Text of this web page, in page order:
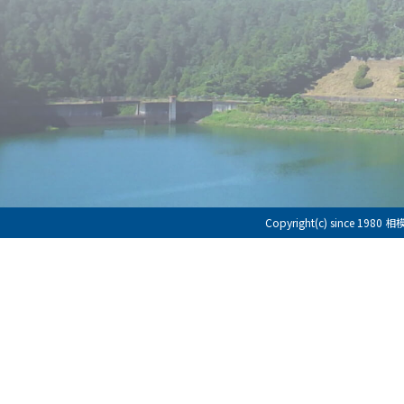
Copyright(c) since 1980 相